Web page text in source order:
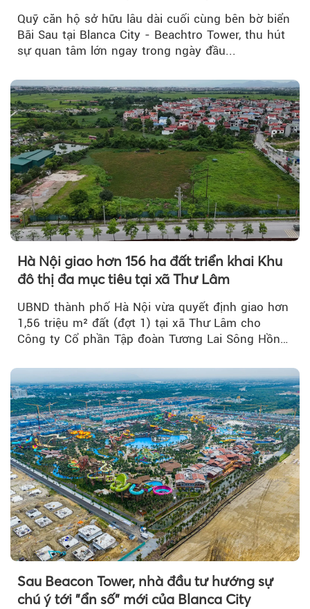
Quỹ căn hộ sở hữu lâu dài cuối cùng bên bờ biển
Bãi Sau tại Blanca City - Beachtro Tower, thu hút
sự quan tâm lớn ngay trong ngày đầu...
Hà Nội giao hơn 156 ha đất triển khai Khu
đô thị đa mục tiêu tại xã Thư Lâm
UBND thành phố Hà Nội vừa quyết định giao hơn
1,56 triệu m² đất (đợt 1) tại xã Thư Lâm cho
Công ty Cổ phần Tập đoàn Tương Lai Sông Hồng
Sau Beacon Tower, nhà đầu tư hướng sự
chú ý tới "ẩn số" mới của Blanca City